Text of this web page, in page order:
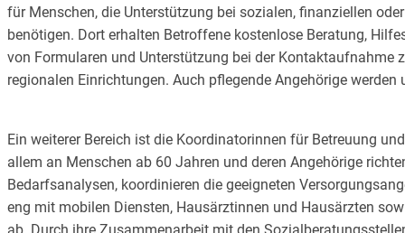
für Menschen, die Unterstützung bei sozialen, finanziellen
benötigen. Dort erhalten Betroffene kostenlose Beratung,
von Formularen und Unterstützung bei der Kontaktaufnahme
regionalen Einrichtungen. Auch pflegende Angehörige
Ein weiterer Bereich ist die Koordinatorinnen für Betreuung
allem an Menschen ab 60 Jahren und deren Angehörige
Bedarfsanalysen, koordinieren die geeigneten
eng mit mobilen Diensten, Hausärztinnen und Hausärzten
ab. Durch ihre Zusammenarbeit mit den